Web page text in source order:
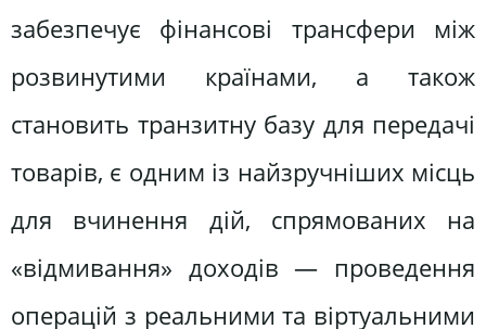
забезпечує фінансові трансфери між
розвинутими країнами, а також
становить транзитну базу для передачі
товарів, є одним із найзручніших місць
для вчинення дій, спрямованих на
«відмивання» доходів — проведення
операцій з реальними та віртуальними